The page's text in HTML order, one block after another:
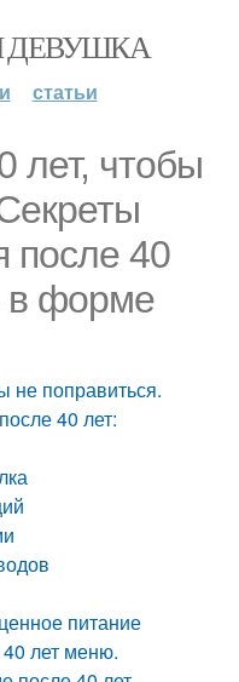
ДЕВУШКА
статьи
лет, чтобы
после 40
в форме
не поправиться.
40 лет:
питание
лет меню.